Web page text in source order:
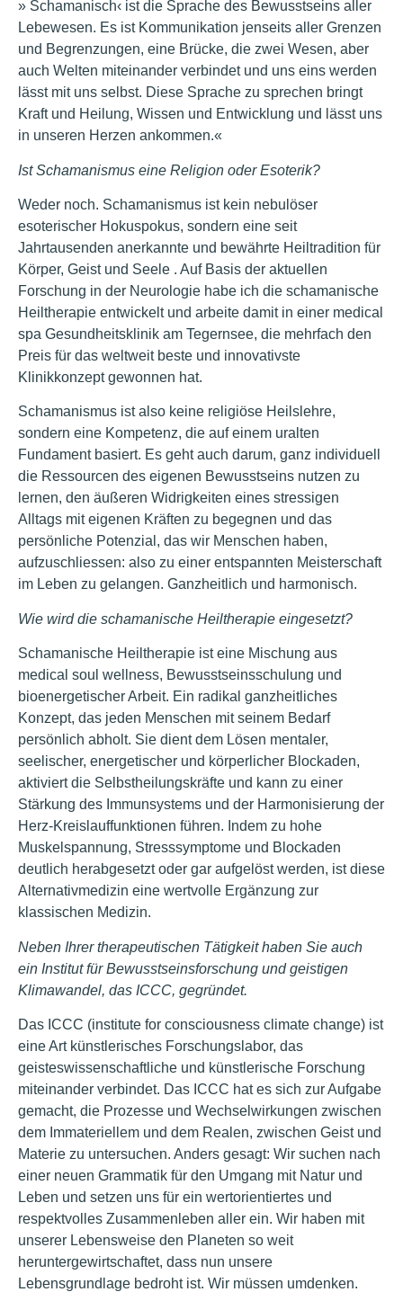
» Schamanisch‹ ist die Sprache des Bewusstseins aller
Lebewesen. Es ist Kommunikation jenseits aller Grenzen
und Begrenzungen, eine Brücke, die zwei Wesen, aber
auch Welten miteinander verbindet und uns eins werden
lässt mit uns selbst. Diese Sprache zu sprechen bringt
Kraft und Heilung, Wissen und Entwicklung und lässt uns
in unseren Herzen ankommen.«
Ist Schamanismus eine Religion oder Esoterik?
Weder noch. Schamanismus ist kein nebulöser
esoterischer Hokuspokus, sondern eine seit
Jahrtausenden anerkannte und bewährte Heiltradition für
Körper, Geist und Seele . Auf Basis der aktuellen
Forschung in der Neurologie habe ich die schamanische
Heiltherapie entwickelt und arbeite damit in einer medical
spa Gesundheitsklinik am Tegernsee, die mehrfach den
Preis für das weltweit beste und innovativste
Klinikkonzept gewonnen hat.
Schamanismus ist also keine religiöse Heilslehre,
sondern eine Kompetenz, die auf einem uralten
Fundament basiert. Es geht auch darum, ganz individuell
die Ressourcen des eigenen Bewusstseins nutzen zu
lernen, den äußeren Widrigkeiten eines stressigen
Alltags mit eigenen Kräften zu begegnen und das
persönliche Potenzial, das wir Menschen haben,
aufzuschliessen: also zu einer entspannten Meisterschaft
im Leben zu gelangen. Ganzheitlich und harmonisch.
Wie wird die schamanische Heiltherapie eingesetzt?
Schamanische Heiltherapie ist eine Mischung aus
medical soul wellness, Bewusstseinsschulung und
bioenergetischer Arbeit. Ein radikal ganzheitliches
Konzept, das jeden Menschen mit seinem Bedarf
persönlich abholt. Sie dient dem Lösen mentaler,
seelischer, energetischer und körperlicher Blockaden,
aktiviert die Selbstheilungskräfte und kann zu einer
Stärkung des Immunsystems und der Harmonisierung der
Herz-Kreislauffunktionen führen. Indem zu hohe
Muskelspannung, Stresssymptome und Blockaden
deutlich herabgesetzt oder gar aufgelöst werden, ist diese
Alternativmedizin eine wertvolle Ergänzung zur
klassischen Medizin.
Neben Ihrer therapeutischen Tätigkeit haben Sie auch
ein Institut für Bewusstseinsforschung und geistigen
Klimawandel, das ICCC, gegründet.
Das ICCC (institute for consciousness climate change) ist
eine Art künstlerisches Forschungslabor, das
geisteswissenschaftliche und künstlerische Forschung
miteinander verbindet. Das ICCC hat es sich zur Aufgabe
gemacht, die Prozesse und Wechselwirkungen zwischen
dem Immateriellem und dem Realen, zwischen Geist und
Materie zu untersuchen. Anders gesagt: Wir suchen nach
einer neuen Grammatik für den Umgang mit Natur und
Leben und setzen uns für ein wertorientiertes und
respektvolles Zusammenleben aller ein. Wir haben mit
unserer Lebensweise den Planeten so weit
heruntergewirtschaftet, dass nun unsere
Lebensgrundlage bedroht ist. Wir müssen umdenken.